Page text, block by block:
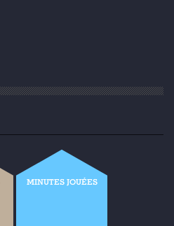
MINUTES JOUÉES